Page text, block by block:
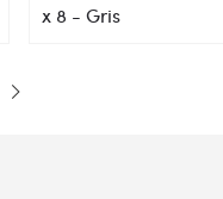
x 8 - Gris